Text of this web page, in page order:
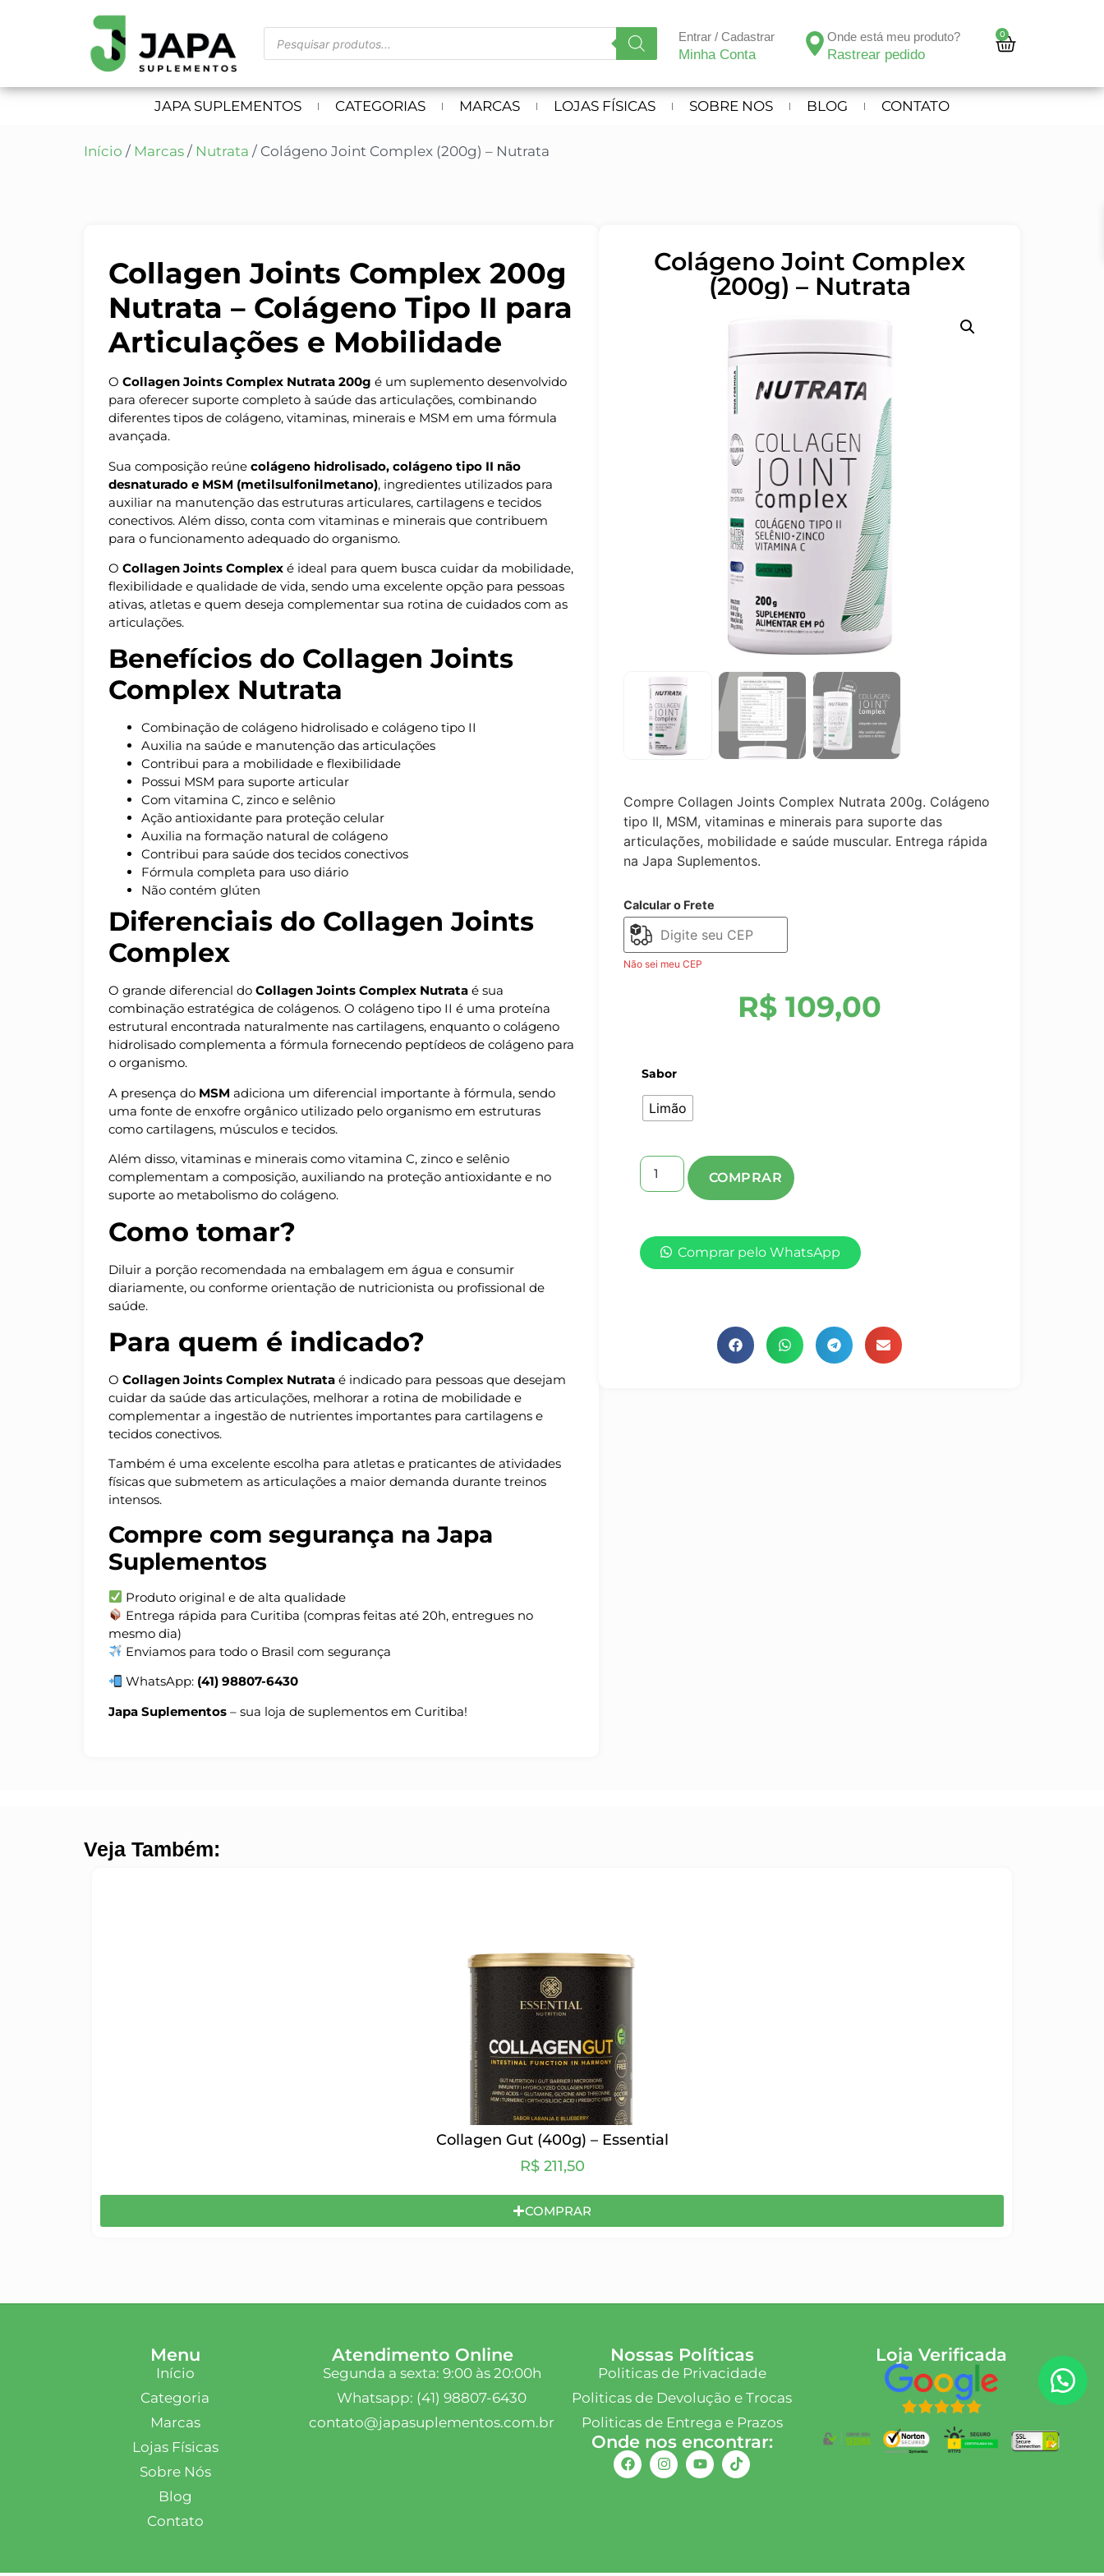
Entrar / Cadastrar
Minha Conta
Onde está meu produto?
Rastrear pedido
0
JAPA SUPLEMENTOS CATEGORIAS MARCAS LOJAS FÍSICAS SOBRE NOS BLOG CONTATO
Início / Marcas / Nutrata / Colágeno Joint Complex (200g) – Nutrata
Collagen Joints Complex 200g
Nutrata – Colágeno Tipo II para
Articulações e Mobilidade
O Collagen Joints Complex Nutrata 200g é um suplemento desenvolvido
para oferecer suporte completo à saúde das articulações, combinando
diferentes tipos de colágeno, vitaminas, minerais e MSM em uma fórmula
avançada.
Sua composição reúne colágeno hidrolisado, colágeno tipo II não
desnaturado e MSM (metilsulfonilmetano), ingredientes utilizados para
auxiliar na manutenção das estruturas articulares, cartilagens e tecidos
conectivos. Além disso, conta com vitaminas e minerais que contribuem
para o funcionamento adequado do organismo.
O Collagen Joints Complex é ideal para quem busca cuidar da mobilidade,
flexibilidade e qualidade de vida, sendo uma excelente opção para pessoas
ativas, atletas e quem deseja complementar sua rotina de cuidados com as
articulações.
Benefícios do Collagen Joints
Complex Nutrata
Combinação de colágeno hidrolisado e colágeno tipo II
Auxilia na saúde e manutenção das articulações
Contribui para a mobilidade e flexibilidade
Possui MSM para suporte articular
Com vitamina C, zinco e selênio
Ação antioxidante para proteção celular
Auxilia na formação natural de colágeno
Contribui para saúde dos tecidos conectivos
Fórmula completa para uso diário
Não contém glúten
Diferenciais do Collagen Joints
Complex
O grande diferencial do Collagen Joints Complex Nutrata é sua
combinação estratégica de colágenos. O colágeno tipo II é uma proteína
estrutural encontrada naturalmente nas cartilagens, enquanto o colágeno
hidrolisado complementa a fórmula fornecendo peptídeos de colágeno para
o organismo.
A presença do MSM adiciona um diferencial importante à fórmula, sendo
uma fonte de enxofre orgânico utilizado pelo organismo em estruturas
como cartilagens, músculos e tecidos.
Além disso, vitaminas e minerais como vitamina C, zinco e selênio
complementam a composição, auxiliando na proteção antioxidante e no
suporte ao metabolismo do colágeno.
Como tomar?
Diluir a porção recomendada na embalagem em água e consumir
diariamente, ou conforme orientação de nutricionista ou profissional de
saúde.
Para quem é indicado?
O Collagen Joints Complex Nutrata é indicado para pessoas que desejam
cuidar da saúde das articulações, melhorar a rotina de mobilidade e
complementar a ingestão de nutrientes importantes para cartilagens e
tecidos conectivos.
Também é uma excelente escolha para atletas e praticantes de atividades
físicas que submetem as articulações a maior demanda durante treinos
intensos.
Compre com segurança na Japa
Suplementos
Produto original e de alta qualidade
Entrega rápida para Curitiba (compras feitas até 20h, entregues no
mesmo dia)
Enviamos para todo o Brasil com segurança
WhatsApp: (41) 98807-6430
Japa Suplementos – sua loja de suplementos em Curitiba!
Colágeno Joint Complex
(200g) – Nutrata
Compre Collagen Joints Complex Nutrata 200g. Colágeno
tipo II, MSM, vitaminas e minerais para suporte das
articulações, mobilidade e saúde muscular. Entrega rápida
na Japa Suplementos.
Calcular o Frete
Não sei meu CEP
R$ 109,00
Sabor
Limão
Comprar pelo WhatsApp
Veja Também:
Collagen Gut (400g) – Essential
R$211,50
COMPRAR
Menu
Início
Categoria
Marcas
Lojas Físicas
Sobre Nós
Blog
Contato
Atendimento Online
Segunda a sexta: 9:00 às 20:00h
Whatsapp: (41) 98807-6430
contato@japasuplementos.com.br
Nossas Políticas
Politicas de Privacidade
Politicas de Devolução e Trocas
Politicas de Entrega e Prazos
Onde nos encontrar:
Loja Verificada